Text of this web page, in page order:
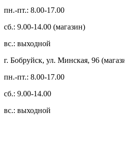
пн.-пт.: 8.00-17.00
сб.: 9.00-14.00 (магазин)
вс.: выходной
г. Бобруйск, ул. Минская, 96
пн.-пт.: 8.00-17.00
сб.: 9.00-14.00
вс.: выходной